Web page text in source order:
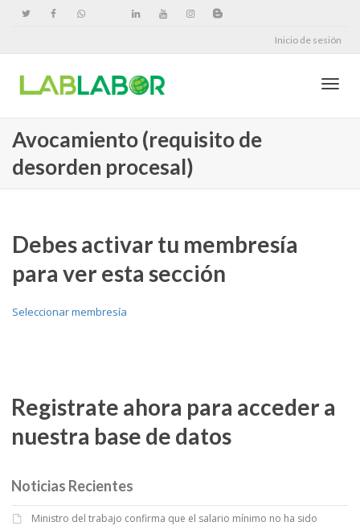
Inicio de sesión
Avocamiento (requisito de
desorden procesal)
Debes activar tu membresía
para ver esta sección
Seleccionar membresía
Registrate ahora para acceder a
nuestra base de datos
Noticias Recientes
Ministro del trabajo confirma que el salario mínimo no ha sido